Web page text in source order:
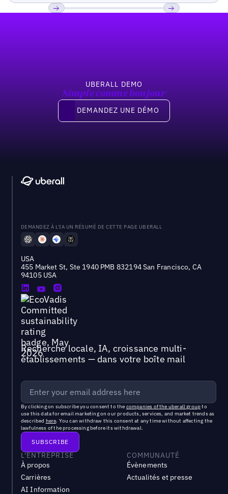
UBERALL DEMO
Simple comme bonjour
Demandez une démo
DEMANDEZ UNE DÉMO
DEMANDEZ À L'IA UN RÉSUMÉ DE CETTE PAGE UBERALL
USA
455 Market St, Ste 1940 PMB 832194 San Francisco, CA
94105 USA
Recherche locale, IA, croissance multi-
établissements — dans votre boîte mail
By clicking on subscribe you consent to the companies of the uberall groupto
use this data for email marketing on our products, services, and market trends as
described here. You can withdraw this consent at any time without affecting the
lawfulness of the processing before its withdrawal.
L'ENTREPRISE
À propos
Carrières
AI Information
COMMUNAUTÉ
Évènements
Actualités et presse